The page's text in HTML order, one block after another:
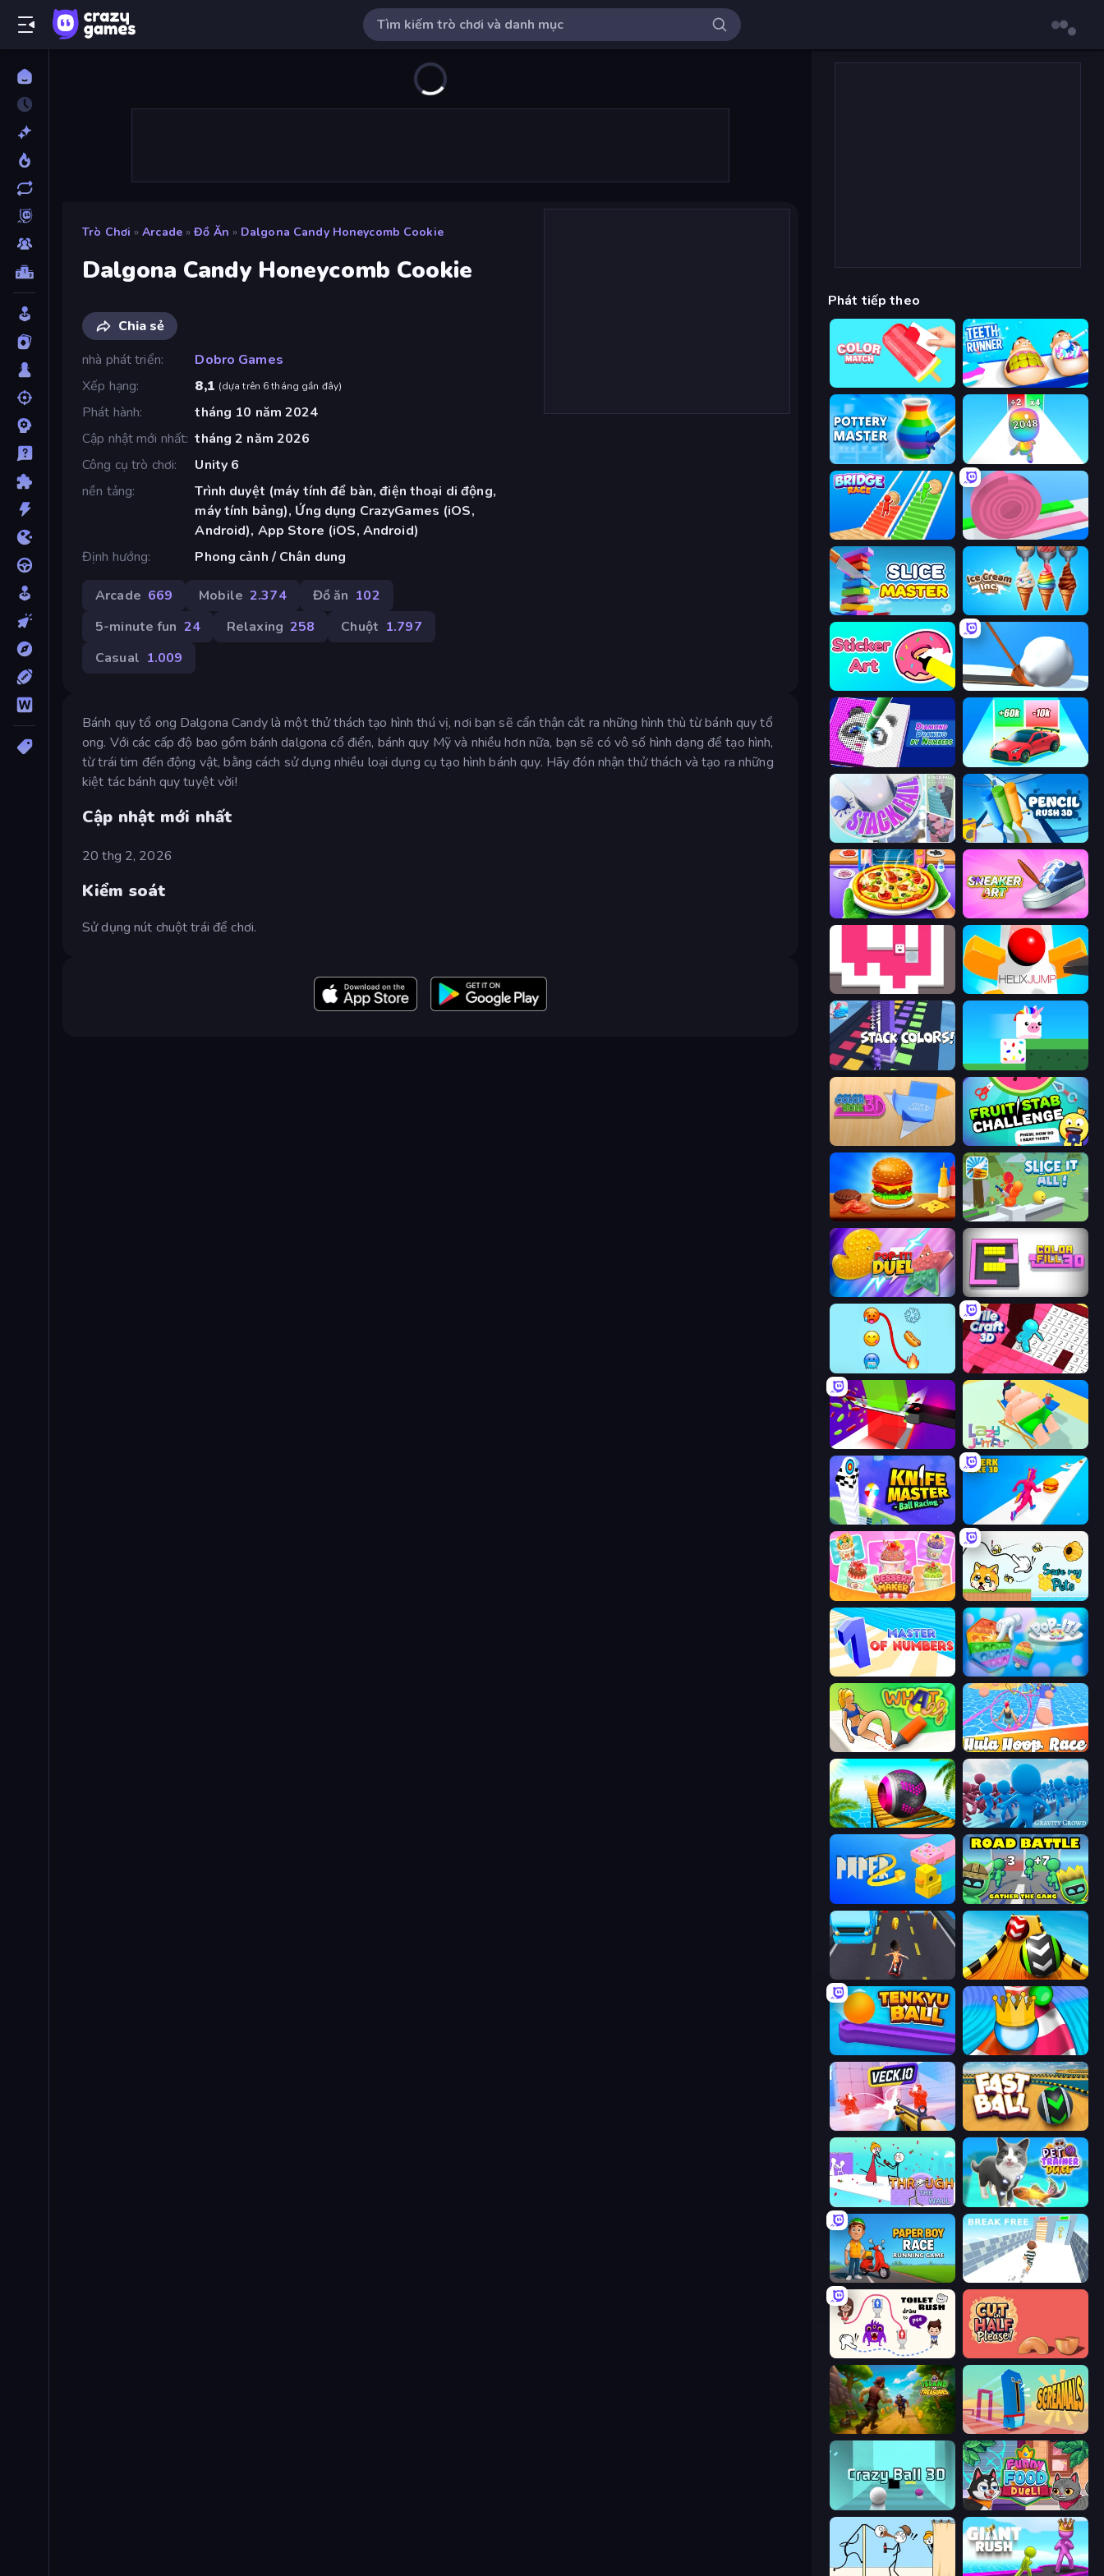
Trò Chơi » Arcade » Đồ Ăn » Dalgona Candy Honeycomb Cookie
Dalgona Candy Honeycomb Cookie
Chia sẻ
nhà phát triển
Dobro Games
Xếp hạng
8,1 (dựa trên 6 tháng gần đây)
Phát hành
tháng 10 năm 2024
Cập nhật mới nhất tháng 2 năm 2026
Công cụ trò chơi
Unity 6
nền tảng
Trình duyệt (máy tính để bàn, điện thoại di động,
máy tính bảng), Ứng dụng CrazyGames (iOS,
Android), App Store (iOS, Android)
Định hướng
Phong cảnh / Chân dung
Arcade 669 Mobile 2.374 Đồ ăn 102
5-minute fun 24 Relaxing 258 Chuột 1.797
Casual 1.009
Bánh quy tổ ong Dalgona Candy là một thử thách tạo hình thú vị, nơi bạn sẽ cẩn thận cắt ra những hình thù từ bánh quy tổ
ong. Với các cấp độ bao gồm bánh dalgona cổ điển, bánh quy Mỹ và nhiều hơn nữa, bạn sẽ có vô số hình dạng để tạo hình,
từ trái tim đến động vật, bằng cách sử dụng nhiều loại dụng cụ tạo hình bánh quy. Hãy đón nhận thử thách và tạo ra những
kiệt tác bánh quy tuyệt vời!
Cập nhật mới nhất
20 thg 2, 2026
Kiểm soát
Sử dụng nút chuột trái để chơi.
Phát tiếp theo
Teeth Runner
Pottery Master Man Runner 2048
Bridge Race Layers Roll
Slice Master Ice Cream Inc.
Shovel 3D
Stack Fall Pencil Rush
Pizza Maker Sneaker Art
Just Slide (Remastered) Helix Jump
Stack Colors Stacky Bird
Fruit Stab Challenge
Burger Cafe Slice It All!
Pop It! Duel Color Fill 3D
Emoji Puzzle! Tile Craft 3D
Jelly Restaurant Lazy Jumper
Knife Master: Ball Racing Twerk Race 3D
Dessert Maker Save My Pets
Master of Numbers Pop It 3D
What a Leg Hula Hoop Race
Rolling Balls Sea Race Gravity Crowd
Road Battle: Gather the Gang
Sky Balls 3D
Tenkyu Ball Aquapark Balls Party
Veck.io Fast Ball Jump
Through the Wall Pet Trainer Duel
Paper Boy Race: Running Game Break Free
Cut in Half, Please!
Island of Treasures Screamals
Crazy Ball 3D Funny Food Duel